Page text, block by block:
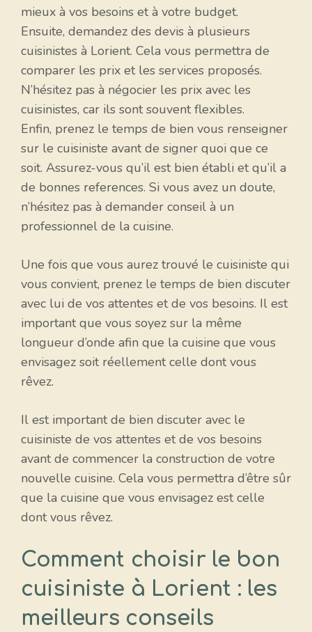
mieux à vos besoins et à votre budget.
Ensuite, demandez des devis à plusieurs
cuisinistes à Lorient. Cela vous permettra de
comparer les prix et les services proposés.
N’hésitez pas à négocier les prix avec les
cuisinistes, car ils sont souvent flexibles.
Enfin, prenez le temps de bien vous renseigner
sur le cuisiniste avant de signer quoi que ce
soit. Assurez-vous qu’il est bien établi et qu’il a
de bonnes references. Si vous avez un doute,
n’hésitez pas à demander conseil à un
professionnel de la cuisine.
Une fois que vous aurez trouvé le cuisiniste qui
vous convient, prenez le temps de bien discuter
avec lui de vos attentes et de vos besoins. Il est
important que vous soyez sur la même
longueur d’onde afin que la cuisine que vous
envisagez soit réellement celle dont vous
rêvez.
Il est important de bien discuter avec le
cuisiniste de vos attentes et de vos besoins
avant de commencer la construction de votre
nouvelle cuisine. Cela vous permettra d’être sûr
que la cuisine que vous envisagez est celle
dont vous rêvez.
Comment choisir le bon
cuisiniste à Lorient : les
meilleurs conseils